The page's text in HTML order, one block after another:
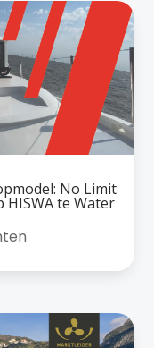
No Limit
te Water